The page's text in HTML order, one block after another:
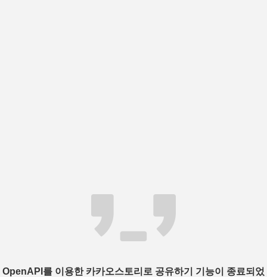
OpenAPI를 이용한 카카오스토리로 공유하기 기능이 종료되었